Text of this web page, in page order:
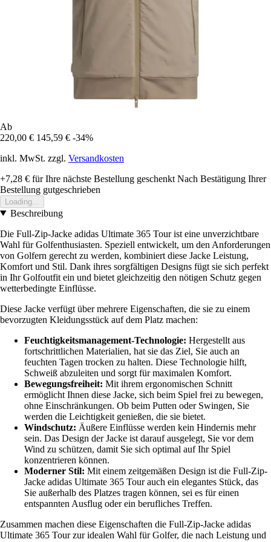
Ab
220,00 € 145,59 € -34%
inkl. MwSt. zzgl. Versandkosten
+7,28 € für Ihre nächste Bestellung geschenkt Nach Bestätigung Ihrer
Bestellung gutgeschrieben
Loading...
Beschreibung
Die Full-Zip-Jacke adidas Ultimate 365 Tour ist eine unverzichtbare
Wahl für Golfenthusiasten. Speziell entwickelt, um den Anforderungen
von Golfern gerecht zu werden, kombiniert diese Jacke Leistung,
Komfort und Stil. Dank ihres sorgfältigen Designs fügt sie sich perfekt
in Ihr Golfoutfit ein und bietet gleichzeitig den nötigen Schutz gegen
wetterbedingte Einflüsse.
Diese Jacke verfügt über mehrere Eigenschaften, die sie zu einem
bevorzugten Kleidungsstück auf dem Platz machen:
Feuchtigkeitsmanagement-Technologie: Hergestellt aus
fortschrittlichen Materialien, hat sie das Ziel, Sie auch an
feuchten Tagen trocken zu halten. Diese Technologie hilft,
Schweiß abzuleiten und sorgt für maximalen Komfort.
Bewegungsfreiheit: Mit ihrem ergonomischen Schnitt
ermöglicht Ihnen diese Jacke, sich beim Spiel frei zu bewegen,
ohne Einschränkungen. Ob beim Putten oder Swingen, Sie
werden die Leichtigkeit genießen, die sie bietet.
Windschutz: Äußere Einflüsse werden kein Hindernis mehr
sein. Das Design der Jacke ist darauf ausgelegt, Sie vor dem
Wind zu schützen, damit Sie sich optimal auf Ihr Spiel
konzentrieren können.
Moderner Stil: Mit einem zeitgemäßen Design ist die Full-Zip-
Jacke adidas Ultimate 365 Tour auch ein elegantes Stück, das
Sie außerhalb des Platzes tragen können, sei es für einen
entspannten Ausflug oder ein berufliches Treffen.
Zusammen machen diese Eigenschaften die Full-Zip-Jacke adidas
Ultimate 365 Tour zur idealen Wahl für Golfer, die nach Leistung und